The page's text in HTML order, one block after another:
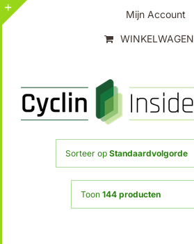
Ga
naar
Mijn Account
WINKELWAGEN
Sorteer op Standaardvolgorde
Toon 144 producten